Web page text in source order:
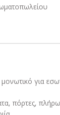
για
πόρτες,